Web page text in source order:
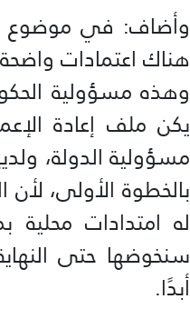
وأضاف: في موضوع
هناك اعتمادات
وهذه مسؤولية
يكن ملف إعادة
مسؤولية الدولة،
بالخطوة الأولى،
له امتدادات
سنخوضها حتى
أبدًا.